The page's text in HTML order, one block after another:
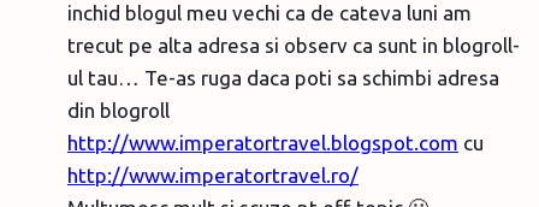
inchid blogul meu vechi ca de cateva luni am
trecut pe alta adresa si observ ca sunt in blogroll-
ul tau… Te-as ruga daca poti sa schimbi adresa
din blogroll
http://www.imperatortravel.blogspot.com cu
http://www.imperatortravel.ro/